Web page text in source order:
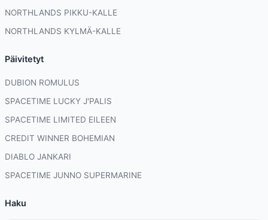
NORTHLANDS PIKKU-KALLE
NORTHLANDS KYLMÄ-KALLE
Päivitetyt
DUBION ROMULUS
SPACETIME LUCKY J'PALIS
SPACETIME LIMITED EILEEN
CREDIT WINNER BOHEMIAN
DIABLO JANKARI
SPACETIME JUNNO SUPERMARINE
Haku